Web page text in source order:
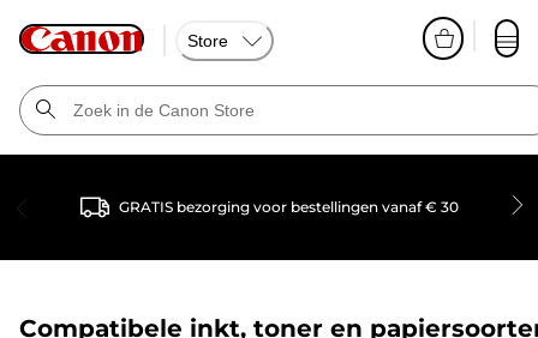
Store
GRATIS bezorging voor bestellingen vanaf € 30
Compatibele inkt, toner en